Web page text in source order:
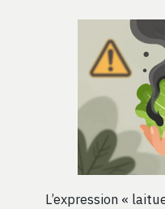
L’expression «